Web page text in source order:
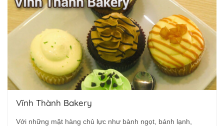
Vĩnh Thành Bakery
Với những mặt hàng chủ lực như bành ngọt, bánh lạnh,